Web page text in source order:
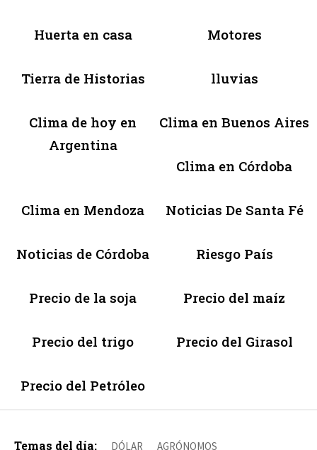
Huerta en casa Motores
Tierra de Historias lluvias
Clima de hoy en
Argentina
Clima en Buenos Aires
Clima en Córdoba
Clima en Mendoza Noticias De Santa Fé
Noticias de Córdoba Riesgo País
Precio de la soja Precio del maíz
Precio del trigo Precio del Girasol
Precio del Petróleo
Temas del día: DÓLAR AGRÓNOMOS